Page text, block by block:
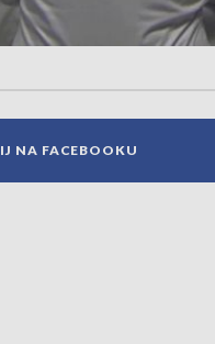
NA FACEBOOKU